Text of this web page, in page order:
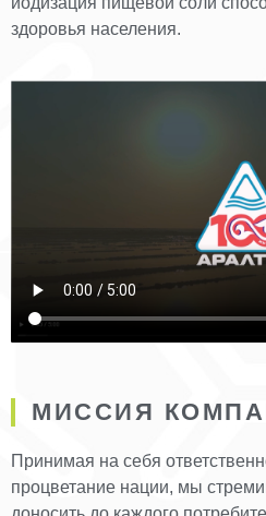
здоровья населения.
МИССИЯ
Принимая на себя
процветание нации, мы